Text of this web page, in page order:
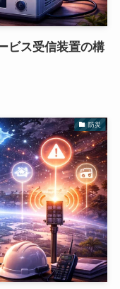
ビス受信装置の構
防災